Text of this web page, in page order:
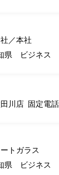
／本社
県 ビジネス
川店 固定電話
トガラス
県 ビジネス